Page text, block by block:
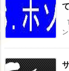
て